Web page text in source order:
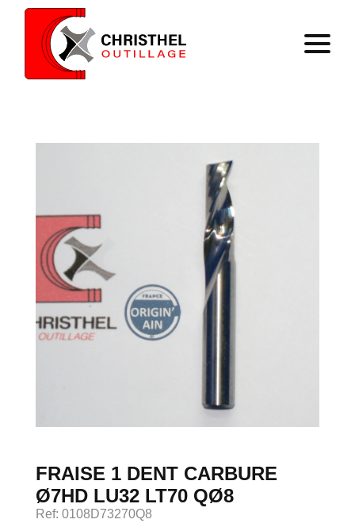
Catalogue
Contact
Panier
FRAISE 1 DENT CARBURE
Ø7HD LU32 LT70 QØ8
Ref: 0108D73270Q8